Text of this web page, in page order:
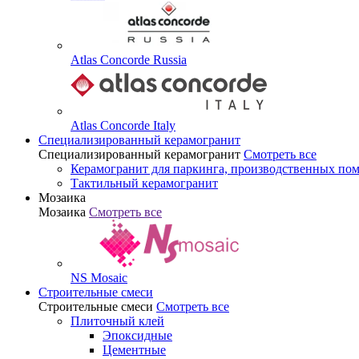
Atlas Concorde Russia
Atlas Concorde Italy
Специализированный керамогранит
Специализированный керамогранит Смотреть все
Керамогранит для паркинга, производственных
Тактильный керамогранит
Мозаика
Мозаика Смотреть все
NS Mosaic
Строительные смеси
Строительные смеси Смотреть все
Плиточный клей
Эпоксидные
Цементные